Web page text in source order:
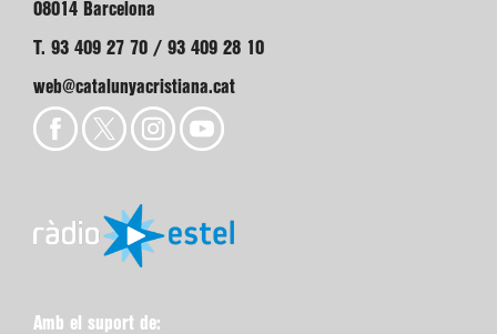
08014 Barcelona
T. 93 409 27 70 / 93 409 28 10
web@catalunyacristiana.cat
Amb el suport de: